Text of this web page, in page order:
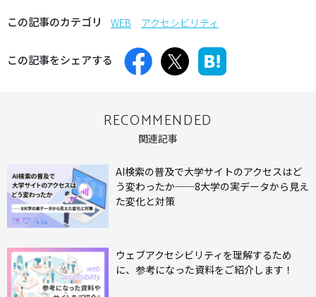
この記事のカテゴリ WEB アクセシビリティ
この記事をシェアする
RECOMMENDED
関連記事
AI検索の普及で大学サイトのアクセスはど
う変わったか──8大学の実データから見え
た変化と対策
ウェブアクセシビリティを理解するため
に、参考になった資料をご紹介します！